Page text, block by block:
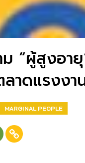
“ผู้สูงอา
าดแรงงา
MARGINAL PEOPLE